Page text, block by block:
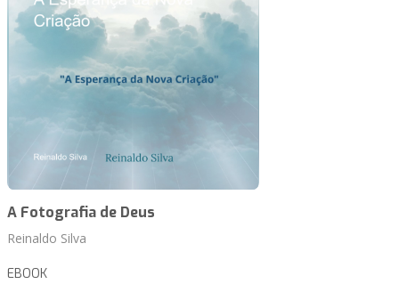
A Fotografia de Deus
Reinaldo Silva
EBOOK